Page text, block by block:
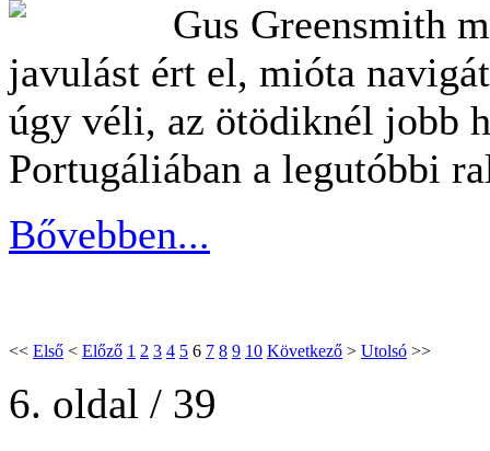
Gus Greensmith
javulást ért el, mióta
úgy véli, az ötödiknél jobb
Portugáliában a legutóbbi
Bővebben...
<< Első < Előző 1 2 3 4 5 6 7 8 9 10 Következő > Utolsó >>
6. oldal / 39